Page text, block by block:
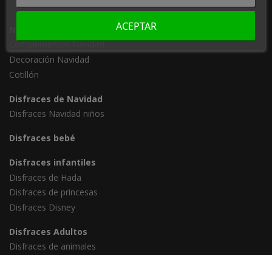
Complementos Navidad
Decoración Navidad
Cotillón
Disfraces de Navidad
Disfraces Navidad niños
Disfraces bebé
Disfraces infantiles
Disfraces de Hada
Disfraces de princesas
Disfraces Disney
Disfraces Adultos
Disfraces de animales
ACEPTAR